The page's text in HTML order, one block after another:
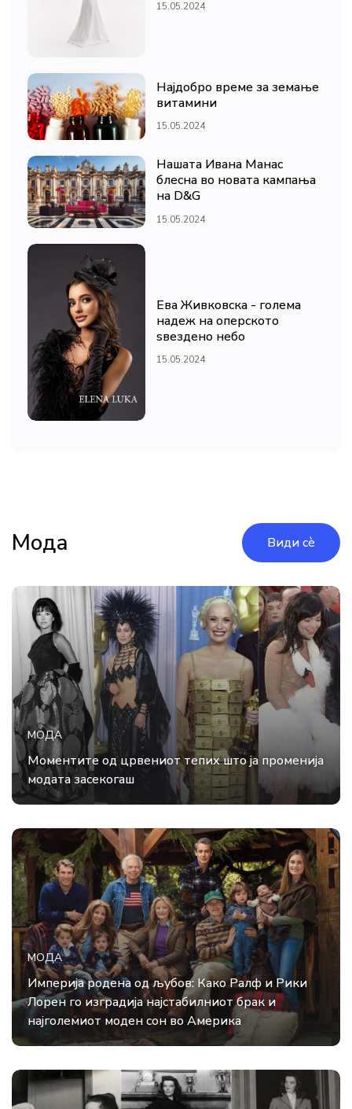
15.05.2024
Најдобро време за земање
витамини
15.05.2024
Нашата Ивана Манас
блесна во новата кампања
на D&G
15.05.2024
Ева Живковска - голема
надеж на оперското
ѕвездено небо
15.05.2024
Мода Види сè
МОДА
Моментите од црвениот тепих што ја променија
модата засекогаш
МОДА
Империја родена од љубов: Како Ралф и Рики
Лорен го изградија најстабилниот брак и
најголемиот моден сон во Америка